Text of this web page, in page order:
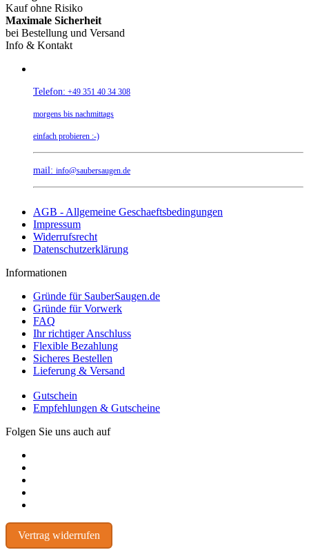
Kauf ohne Risiko
Maximale Sicherheit
bei Bestellung und Versand
Info & Kontakt
Telefon: +49 351 40 34 308
morgens bis nachmittags
einfach probieren :-)
mail: info@saubersaugen.de
AGB - Allgemeine Geschaeftsbedingungen
Impressum
Widerrufsrecht
Datenschutzerklärung
Informationen
Gründe für SauberSaugen.de
Gründe für Vorwerk
FAQ
Ihr richtiger Anschluss
Flexible Bezahlung
Sicheres Bestellen
Lieferung & Versand
Gutschein
Empfehlungen & Gutscheine
Folgen Sie uns auch auf
Vertrag widerrufen